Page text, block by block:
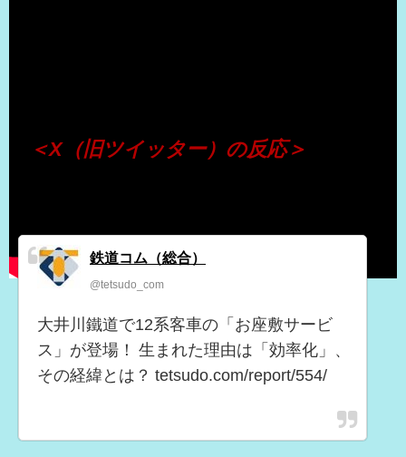
＜X（旧ツイッター）の反応＞
鉄道コム（総合）
@tetsudo_com
大井川鐵道で12系客車の「お座敷サービ
ス」が登場！ 生まれた理由は「効率化」、
その経緯とは？ tetsudo.com/report/554/